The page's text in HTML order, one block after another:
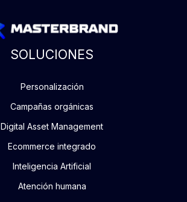
SOLUCIONES
Personalización
Campañas orgánicas
Digital Asset Management
Ecommerce integrado
Inteligencia Artificial
Atención humana